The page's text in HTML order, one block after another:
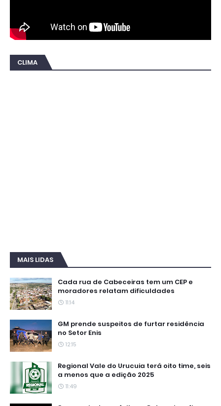
CLIMA
MAIS LIDAS
Cada rua de Cabeceiras tem um CEP e
moradores relatam dificuldades
11:14
GM prende suspeitos de furtar residência
no Setor Enis
12:15
Regional Vale do Urucuia terá oito time, seis
a menos que a edição 2025
11:49